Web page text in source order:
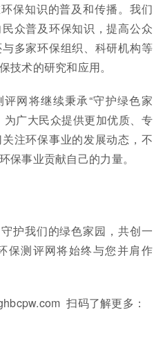
保知识的普及和传播。我们
众普及环保知识，提高公众
多家环保组织、科研机构等
技术的研究和应用。
网将继续秉承“守护绿色家
为广大民众提供更加优质、专
注环保事业的发展动态，不
保事业贡献自己的力量。
护我们的绿色家园，共创一
保测评网将始终与您并肩作
扫码了解更多：